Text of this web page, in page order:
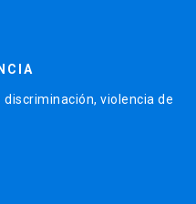
violencia de